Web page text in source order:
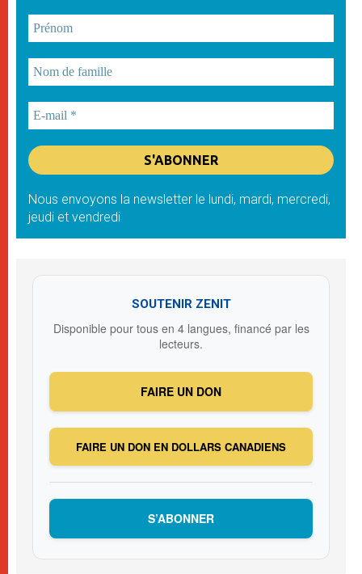
Nous envoyons la newsletter le lundi, mardi, mercredi,
jeudi et vendredi
SOUTENIR ZENIT
Disponible pour tous en 4 langues, financé par les
lecteurs.
FAIRE UN DON
FAIRE UN DON EN DOLLARS CANADIENS
S’ABONNER